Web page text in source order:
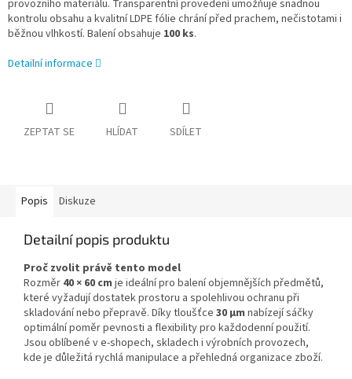
provozního materiálu. Transparentní provedení umožňuje snadnou
kontrolu obsahu a kvalitní LDPE fólie chrání před prachem, nečistotami i
běžnou vlhkostí. Balení obsahuje 100 ks.
Detailní informace
ZEPTAT SE HLÍDAT SDÍLET
Popis Diskuze
Detailní popis produktu
Proč zvolit právě tento model
Rozměr 40 × 60 cm je ideální pro balení objemnějších předmětů,
které vyžadují dostatek prostoru a spolehlivou ochranu při
skladování nebo přepravě. Díky tloušťce 30 µm nabízejí sáčky
optimální poměr pevnosti a flexibility pro každodenní použití.
Jsou oblíbené v e-shopech, skladech i výrobních provozech,
kde je důležitá rychlá manipulace a přehledná organizace zboží.